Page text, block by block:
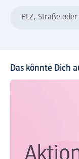
PLZ, Straße
Das könnte Dich